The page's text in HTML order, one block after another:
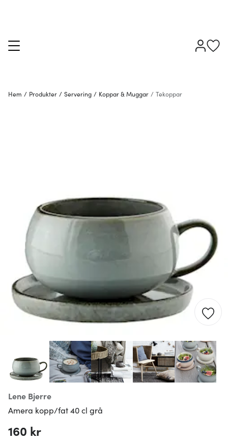
Hem / Produkter / Servering / Koppar & Muggar / Tekoppar
Lene Bjerre
Amera kopp/fat 40 cl grå
160 kr